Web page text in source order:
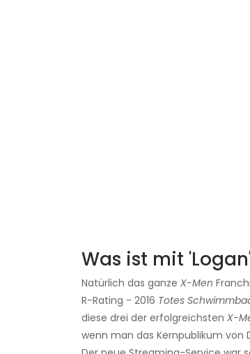
Was ist mit
Natürlich das ganze X-Men
R-Rating - 2016 Totes
diese drei der erfolgreichsten X-
wenn man das Kernpublikum von